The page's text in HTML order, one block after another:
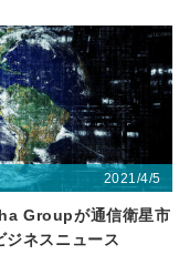
2021/4/5
Groupが通信衛星市
ジネスニュース